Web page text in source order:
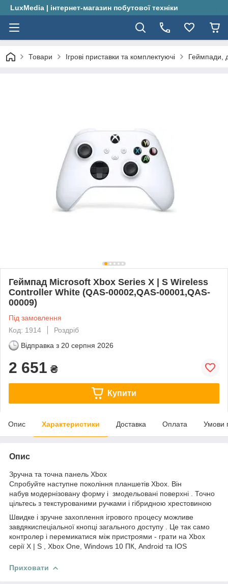
LuxMedia | інтернет-магазин побутової техніки
Товари Ігрові приставки та комплектуючі Геймпади,
Геймпад Microsoft Xbox Series X | S Wireless
Controller White (QAS-00002,QAS-00001,QAS-
00009)
Під замовлення
Код: 1914
Роздріб
Відправка з 20 серпня 2026
2 651 ₴
Купити
Опис Характеристики Доставка Оплата Умови
Опис
Зручна та точна панель Xbox
Спробуйте наступне покоління планшетів Xbox. Він
набув модернізовану форму і змодельовані поверхні . Точно
цільтесь з текстурованими ручками і гібридною хрестовиною
Швидке і зручне захоплення ігрового процесу можливе
завдякиспеціальної кнопці загального доступу . Це так само
контролер і перемикатися між пристроями - грати на Xbox
серії X | S , Xbox One, Windows 10 ПК, Android та IOS
Приховати